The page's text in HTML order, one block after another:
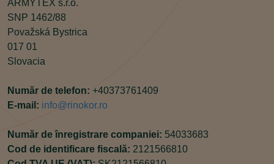
ARMYTEX s.r.o.
SNP 1462/88
Považská Bystrica
017 01
Slovacia
Număr de telefon: +40373761409
E-mail: info@rinokor.ro
Număr de înregistrare companiei: 54033683
Cod de identificare fiscală: 2121566810